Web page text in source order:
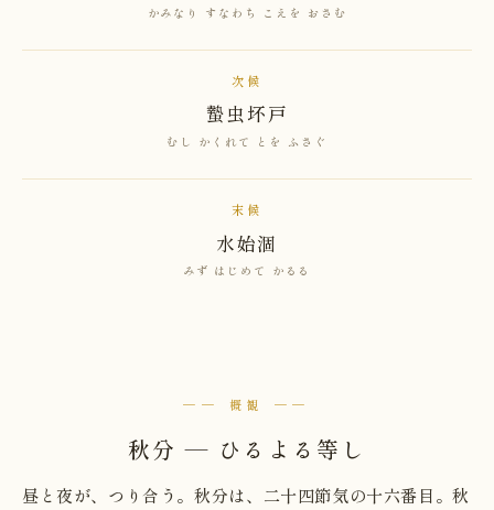
かみなり すなわち こえを おさむ
次候
蟄虫坏戸
むし かくれて とを ふさぐ
末候
水始涸
みず はじめて かるる
── 概観 ──
秋分 — ひるよる等し
昼と夜が、つり合う。秋分は、二十四節気の十六番目。秋